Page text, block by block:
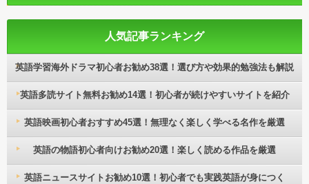
人気記事ランキング
英語学習海外ドラマ初心者お勧め38選！選び方や効果的勉強法も解説
英語多読サイト無料お勧め14選！初心者が続けやすいサイトを紹介
英語映画初心者おすすめ45選！無理なく楽しく学べる名作を厳選
英語の物語初心者向けお勧め20選！楽しく読める作品を厳選
英語ニュースサイトお勧め10選！初心者でも実践英語が身につく